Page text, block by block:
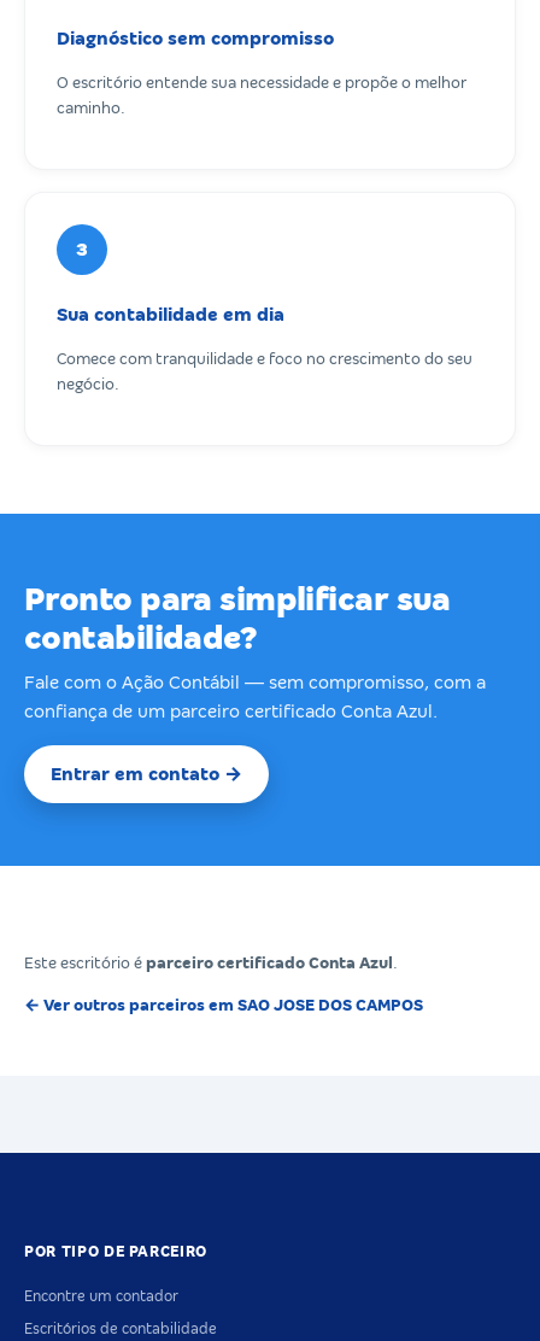
Diagnóstico sem compromisso
O escritório entende sua necessidade e propõe o melhor
caminho.
3
Sua contabilidade em dia
Comece com tranquilidade e foco no crescimento do seu
negócio.
Pronto para simplificar sua
contabilidade?
Fale com o Ação Contábil — sem compromisso, com a
confiança de um parceiro certificado Conta Azul.
Entrar em contato →
Este escritório é parceiro certificado Conta Azul
← Ver outros parceiros em SAO JOSE DOS CAMPOS
POR TIPO DE PARCEIRO
Encontre um contador
Escritórios de contabilidade